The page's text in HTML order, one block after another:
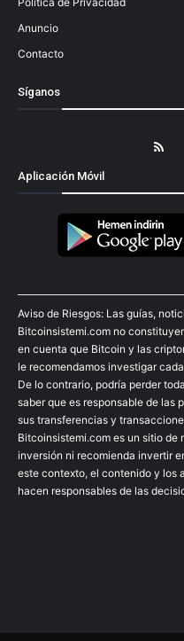
Anuncio
Contacto
Síganos
Aplicación Móvil
Aviso de Riesgos: Las guías,
Bitcoinsistemi.com no
en cuenta que Bitcoin y las
le recomendamos investigar
De lo contrario, podría perder
saber que es responsable de las
sus transferencias y
Bitcoinsistemi.com es un sitio de
inversión ni recomienda invertir
este contexto, el contenido y los
hacen responsables de las